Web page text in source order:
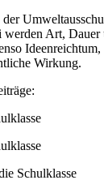
der
werden Art,
Ideenreichtum,
Wirkung.
Schulklasse